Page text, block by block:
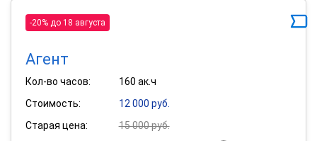
-20% до 18 августа
Агент
Кол-во часов:
160 ак.ч
Стоимость:
12 000 руб.
Старая цена:
15 000 руб.